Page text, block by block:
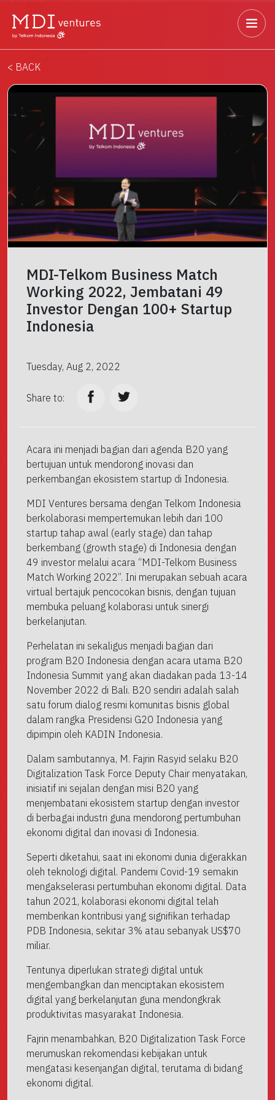
< BACK
MDI-Telkom Business Match
Working 2022, Jembatani 49
Investor Dengan 100+ Startup
Indonesia
Tuesday, Aug 2, 2022
Share to:
Acara ini menjadi bagian dari agenda B20 yang
bertujuan untuk mendorong inovasi dan
perkembangan ekosistem startup di Indonesia.
MDI Ventures bersama dengan Telkom Indonesia
berkolaborasi mempertemukan lebih dari 100
startup tahap awal (early stage) dan tahap
berkembang (growth stage) di Indonesia dengan
49 investor melalui acara “MDI-Telkom Business
Match Working 2022”. Ini merupakan sebuah acara
virtual bertajuk pencocokan bisnis, dengan tujuan
membuka peluang kolaborasi untuk sinergi
berkelanjutan.
Perhelatan ini sekaligus menjadi bagian dari
program B20 Indonesia dengan acara utama B20
Indonesia Summit yang akan diadakan pada 13-14
November 2022 di Bali. B20 sendiri adalah salah
satu forum dialog resmi komunitas bisnis global
dalam rangka Presidensi G20 Indonesia yang
dipimpin oleh KADIN Indonesia.
Dalam sambutannya, M. Fajrin Rasyid selaku B20
Digitalization Task Force Deputy Chair menyatakan,
inisiatif ini sejalan dengan misi B20 yang
menjembatani ekosistem startup dengan investor
di berbagai industri guna mendorong pertumbuhan
ekonomi digital dan inovasi di Indonesia.
Seperti diketahui, saat ini ekonomi dunia digerakkan
oleh teknologi digital. Pandemi Covid-19 semakin
mengakselerasi pertumbuhan ekonomi digital. Data
tahun 2021, kolaborasi ekonomi digital telah
memberikan kontribusi yang signifikan terhadap
PDB Indonesia, sekitar 3% atau sebanyak US$70
miliar.
Tentunya diperlukan strategi digital untuk
mengembangkan dan menciptakan ekosistem
digital yang berkelanjutan guna mendongkrak
produktivitas masyarakat Indonesia.
Fajrin menambahkan, B20 Digitalization Task Force
merumuskan rekomendasi kebijakan untuk
mengatasi kesenjangan digital, terutama di bidang
ekonomi digital.